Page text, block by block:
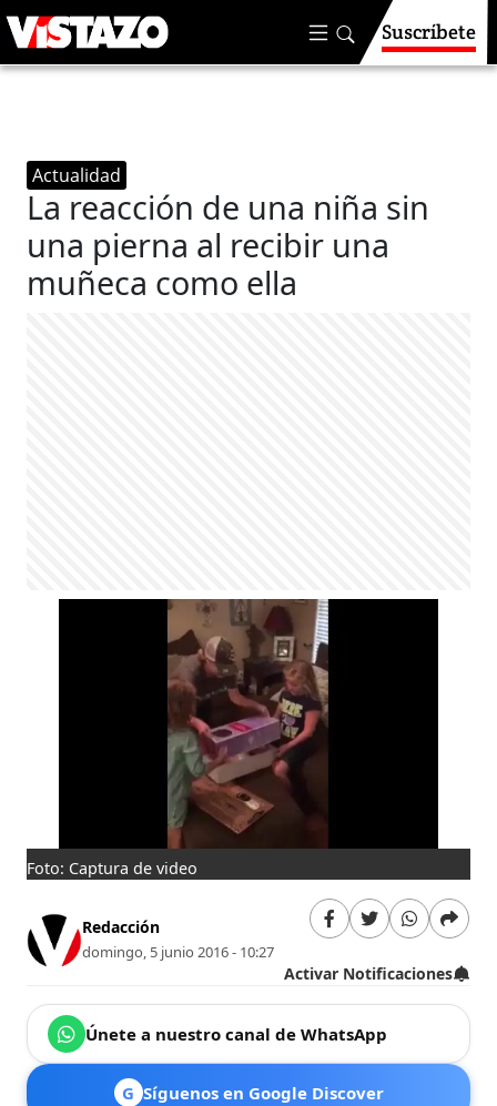
Suscríbete
Actualidad
La reacción de una niña sin
una pierna al recibir una
muñeca como ella
Foto: Captura de video
Redacción
domingo, 5 junio 2016 - 10:27
Activar Notificaciones
Únete a nuestro canal de WhatsApp
G Síguenos en Google Discover